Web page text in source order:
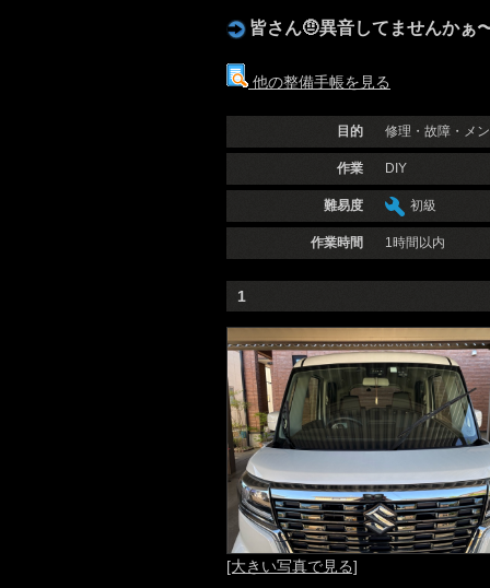
皆さん🤨異音してませんかぁ
他の整備手帳を見る
目的 修理・故障・メ
作業 DIY
難易度 初級
作業時間 1時間以内
1
[大きい写真で見る]